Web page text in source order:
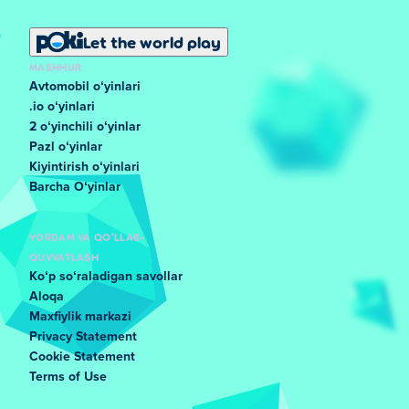
Let the world play
MASHHUR
Avtomobil oʻyinlari
.io oʻyinlari
2 oʻyinchili oʻyinlar
Pazl oʻyinlar
Kiyintirish oʻyinlari
Barcha Oʻyinlar
YORDAM VA QO'LLAB-
QUVVATLASH
Koʻp soʻraladigan savollar
Aloqa
Maxfiylik markazi
Privacy Statement
Cookie Statement
Terms of Use